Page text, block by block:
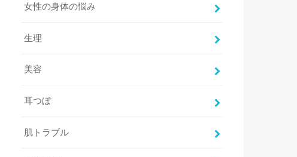
女性の身体の悩み
生理
美容
耳つぼ
肌トラブル